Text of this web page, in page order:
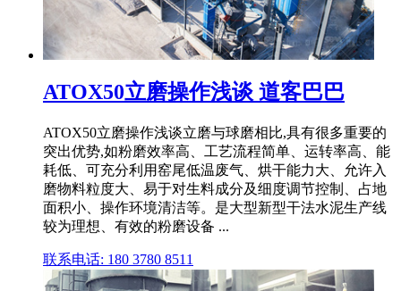
ATOX50立磨操作浅谈 道客巴巴
ATOX50立磨操作浅谈立磨与球磨相比,具有很多重要的
突出优势,如粉磨效率高、工艺流程简单、运转率高、能
耗低、可充分利用窑尾低温废气、烘干能力大、允许入
磨物料粒度大、易于对生料成分及细度调节控制、占地
面积小、操作环境清洁等。是大型新型干法水泥生产线
较为理想、有效的粉磨设备 ...
联系电话: 180 3780 8511